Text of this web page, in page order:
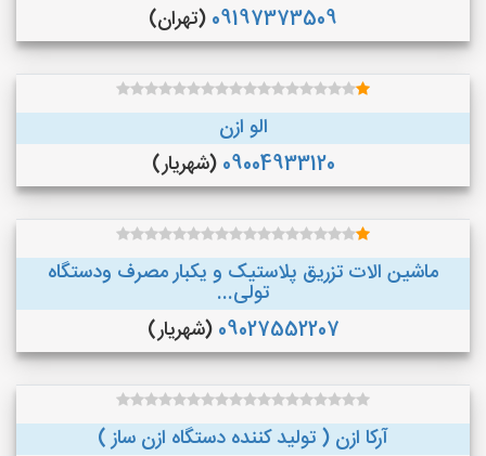
09197373509 (تهران)
الو ازن
09004933120 (شهریار)
ماشین الات تزریق پلاستیک و یکبار مصرف ودستگاه
تولی...
09027552207 (شهریار)
آرکا ازن ( تولید کننده دستگاه ازن ساز )